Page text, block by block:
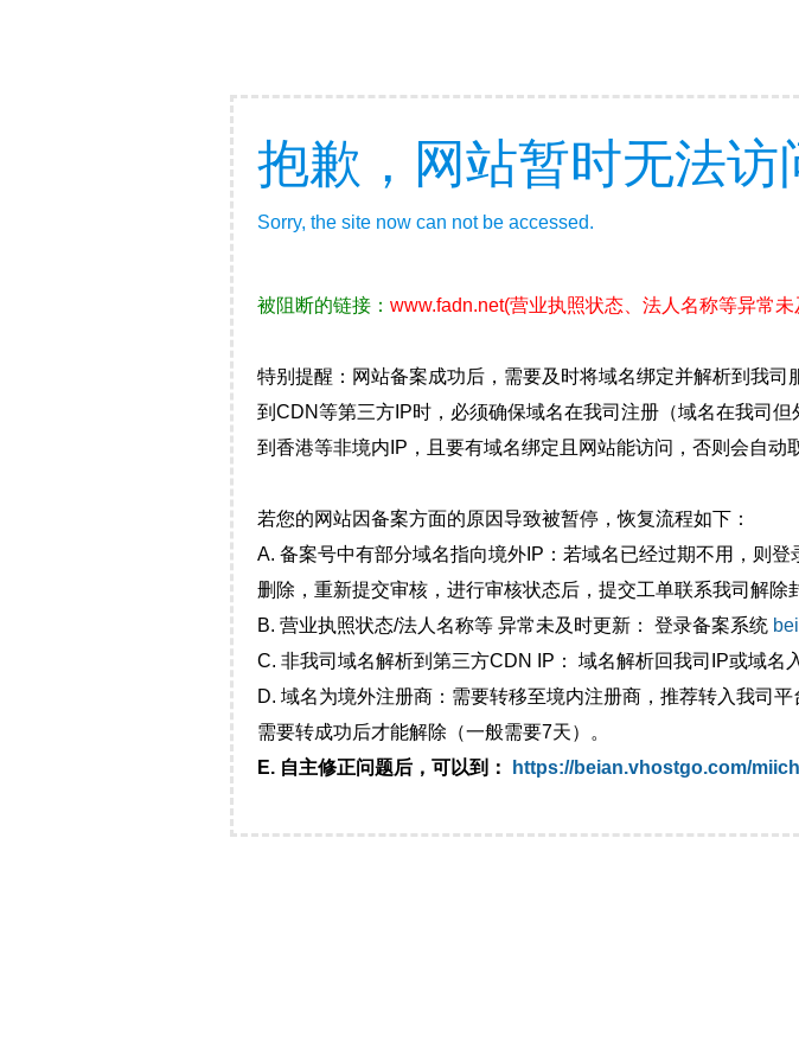
抱歉，网站暂时无法访
Sorry, the site now can not be accessed.
被阻断的链接： www.fadn.net(营业执照状态、法人名称等异常未
特别提醒：网站备案成功后，需要及时将域名绑定并解析到我
到CDN等第三方IP时，必须确保域名在我司注册（域名在我司
到香港等非境内IP，且要有域名绑定且网站能访问，否则会自
若您的网站因备案方面的原因导致被暂停，恢复流程如下：
A. 备案号中有部分域名指向境外IP：若域名已经过期不用，则登
删除，重新提交审核，进行审核状态后，提交工单联系我司解除
B. 营业执照状态/法人名称等 异常未及时更新： 登录备案系统
C. 非我司域名解析到第三方CDN IP： 域名解析回我司IP或域名
D. 域名为境外注册商：需要转移至境内注册商，推荐转入我司平
需要转成功后才能解除（一般需要7天）。
E. 自主修正问题后，可以到：
https://beian.vhostgo.com/